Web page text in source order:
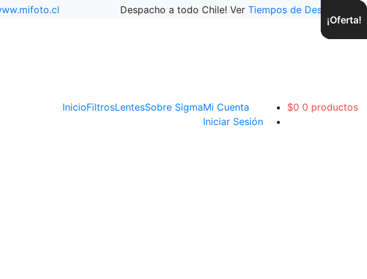
Despacho a todo Chile! Ver Tiempos de Despacho
InicioFiltrosLentesSobre SigmaMi Cuenta
Iniciar Sesión
$0 0 productos
¡Oferta!
¡Oferta!